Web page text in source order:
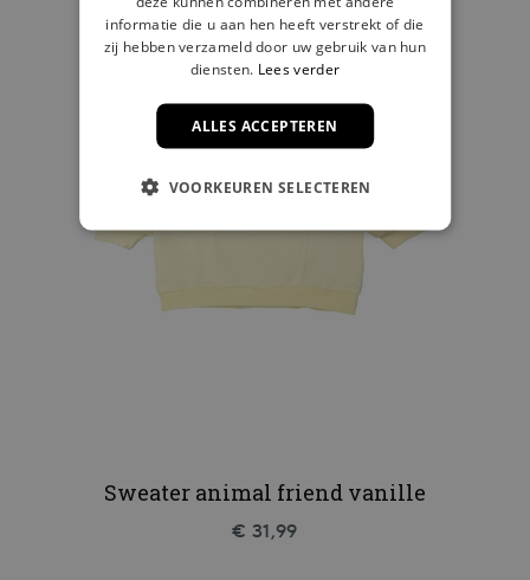
Sweater animal friend vanille
€ 31,99
informatie die u aan hen heeft verstrekt of die
zij hebben verzameld door uw gebruik van hun
diensten. Lees verder
ALLES ACCEPTEREN
VOORKEUREN SELECTEREN